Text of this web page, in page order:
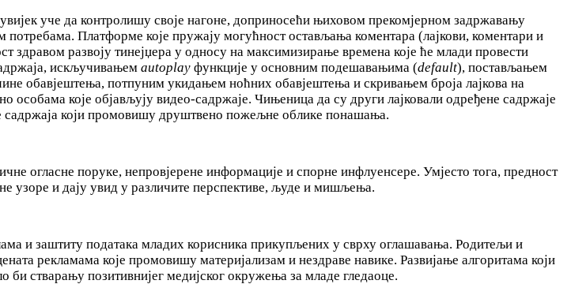
уче да контролишу своје нагоне, доприносећи њиховом прекомјерном задржавању
Платформе које пружају могућност остављања коментара (лајкови, коментари и
здравом развоју тинејџера у односу на максимизирање времена које ће млади провести
искључивањем autoplay функције у основним подешавањима (default), постављањем
обавјештења, потпуним укидањем ноћних обавјештења и скривањем броја лајкова на
особама које објављују видео-садржаје. Чињеница да су други лајковали одређене садржаје
који промовишу друштвено пожељне облике понашања.
огласне поруке, непровјерене информације и спорне инфлуенсере. Умјесто тога, предност
узоре и дају увид у различите перспективе, људе и мишљења.
и заштиту података младих корисника прикупљених у сврху оглашавања. Родитељи и
рекламама које промовишу материјализам и нездраве навике. Развијање алгоритама који
стварању позитивнијег медијског окружења за младе гледаоце.